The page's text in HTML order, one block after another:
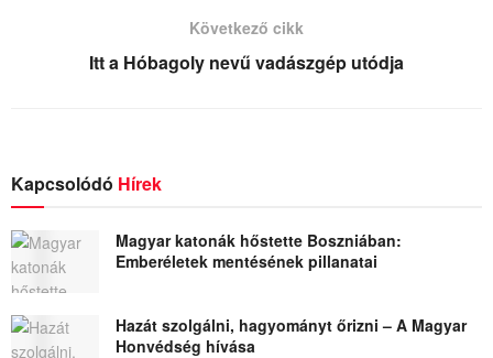
Következő cikk
Itt a Hóbagoly nevű vadászgép utódja
Kapcsolódó Hírek
Magyar katonák hőstette Boszniában:
Emberéletek mentésének pillanatai
Hazát szolgálni, hagyományt őrizni – A Magyar
Honvédség hívása